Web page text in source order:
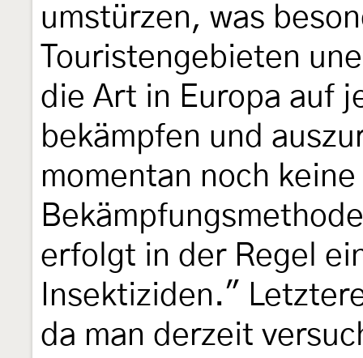
umstürzen, was
Touristengebieten
die Art in Europa auf
bekämpfen und
momentan noch
erfolgt in der Regel
Insektiziden."
da man derzeit